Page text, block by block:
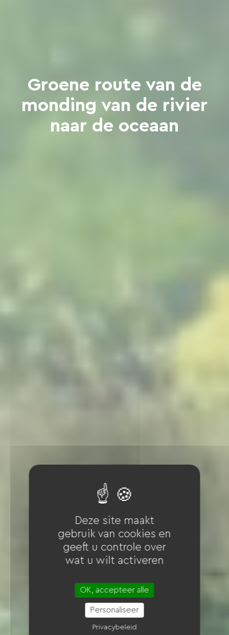
Groene route van de
monding van de rivier
naar de oceaan
Deze site maakt
gebruik van cookies en
geeft u controle over
wat u wilt activeren
OK, accepteer alle
Personaliseer
Privacybeleid